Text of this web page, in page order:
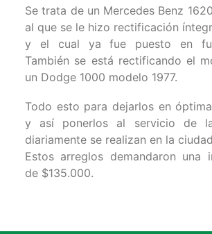
Se trata de un Mercedes Benz
al que se le hizo rectificación
y el cual ya fue puesto en
También se está rectificando el
un Dodge 1000 modelo 1977.
Todo esto para dejarlos en
y así ponerlos al servicio de
diariamente se realizan en la
Estos arreglos demandaron una
de $135.000.